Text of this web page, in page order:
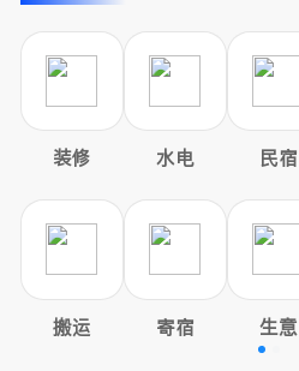
装修 水电 民宿
搬运 寄宿 生意